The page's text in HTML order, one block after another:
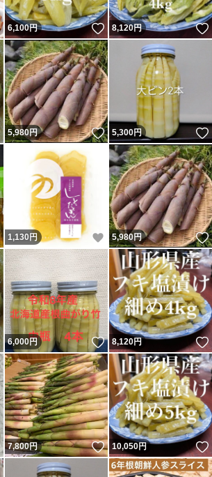
いいね！
6,100円 いいね！
8,120円
いいね！
5,980円 いいね！
5,300円
いいね！
1,130 円 いいね！
5,980円
いいね！
6,000円 いいね！
8,120円
いいね！
7,800円 いいね！
10,050円